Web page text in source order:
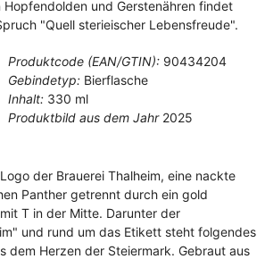
und Gerstenähren findet
"Quell sterieischer Lebensfreude".
Produktcode (EAN/GTIN):90434204
Gebindetyp: Bierflasche
Inhalt:330 ml
Produktbild aus dem Jahr 2025
der Brauerei Thalheim, eine nackte
Panther getrennt durch ein gold
T in der Mitte. Darunter der
und rund um das Etikett steht folgendes
dem Herzen der Steiermark. Gebraut aus